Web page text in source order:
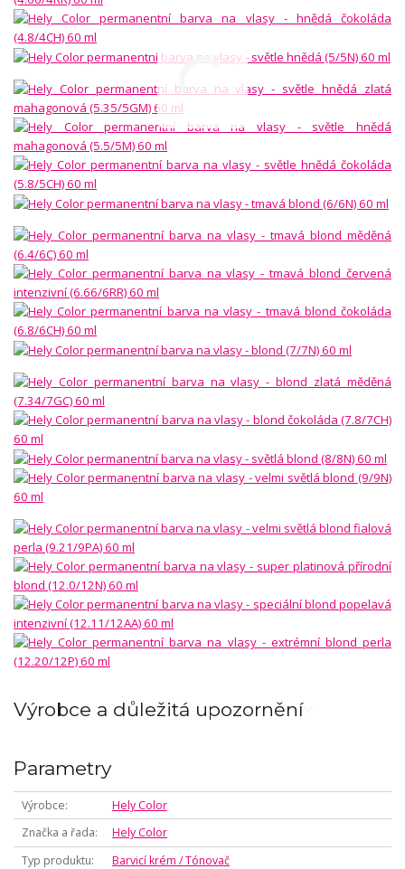
Výrobce a důležitá upozornění
Parametry
Výrobce
Hely Color
Značka a řada
Hely Color
Typ produktu
Barvicí krém / Tónovač